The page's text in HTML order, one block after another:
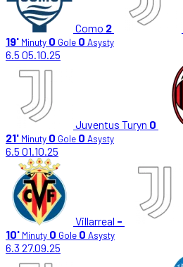
Como 2
19' Minuty 0 Gole 0 Asysty
6.5 05.10.25
Juventus Turyn 0
21' Minuty 0 Gole 0 Asysty
6.5 01.10.25
Villarreal -
10' Minuty 0 Gole 0 Asysty
6.3 27.09.25